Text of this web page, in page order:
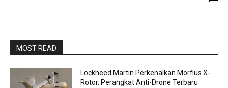
MOST READ
Lockheed Martin Perkenalkan Morfius X-
Rotor, Perangkat Anti-Drone Terbaru